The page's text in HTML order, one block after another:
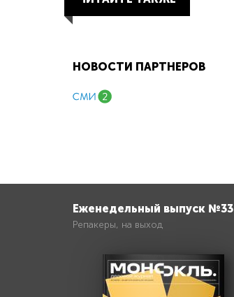
НОВОСТИ ПАРТНЕРОВ
Еженедельный выпуск №33
Репакеры, на выход